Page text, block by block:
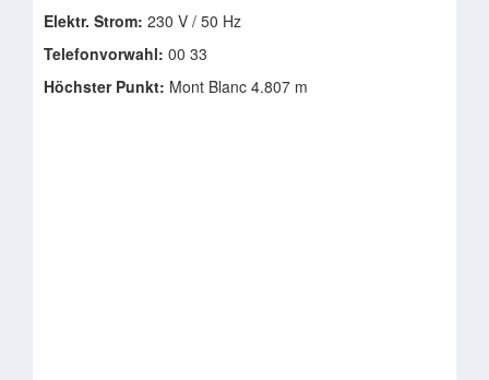
Elektr. Strom: 230 V / 50 Hz
Telefonvorwahl: 00 33
Höchster Punkt: Mont Blanc 4.807 m